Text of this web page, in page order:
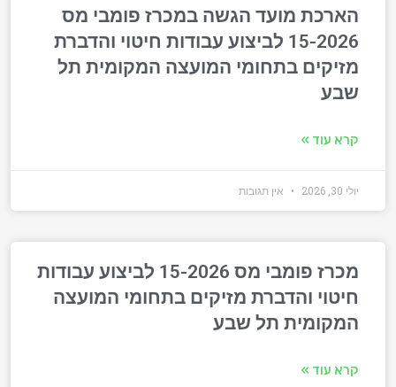
הארכת מועד הגשה במכרז פומבי מס
15-2026 לביצוע עבודות חיטוי והדברת
מזיקים בתחומי המועצה המקומית תל
שבע
קרא עוד »
יולי 30, 2026 אין תגובות
מכרז פומבי מס 15-2026 לביצוע עבודות
חיטוי והדברת מזיקים בתחומי המועצה
המקומית תל שבע
קרא עוד »